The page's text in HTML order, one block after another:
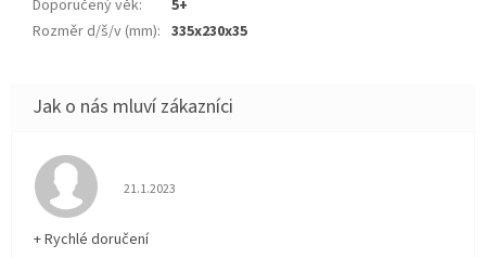
Doporučený věk:
5+
Rozměr d/š/v (mm): 335x230x35
Hodnocení obchodu je 5 z 5 hvězdiček.
21.1.2023
+ Rychlé doručení